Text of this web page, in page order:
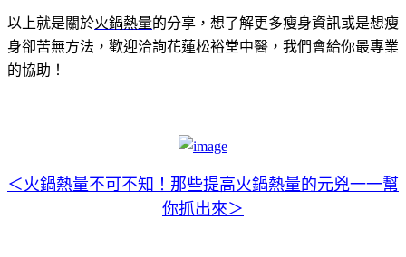
以上就是關於火鍋熱量的分享，想了解更多瘦身資訊或是想瘦
身卻苦無方法，歡迎洽詢花蓮松裕堂中醫，我們會給你最專業
的協助！
＜火鍋熱量不可不知！那些提高火鍋熱量的元兇一一幫
你抓出來＞